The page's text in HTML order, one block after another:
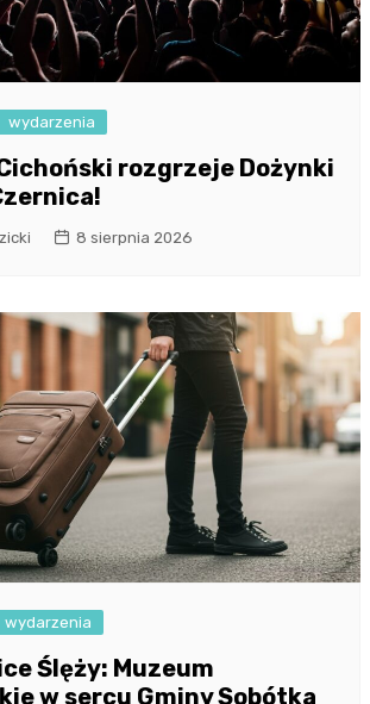
wydarzenia
rozgrzeje Dożynki
8 sierpnia 2026
wydarzenia
Ślęży: Muzeum
w sercu Gminy Sobótka